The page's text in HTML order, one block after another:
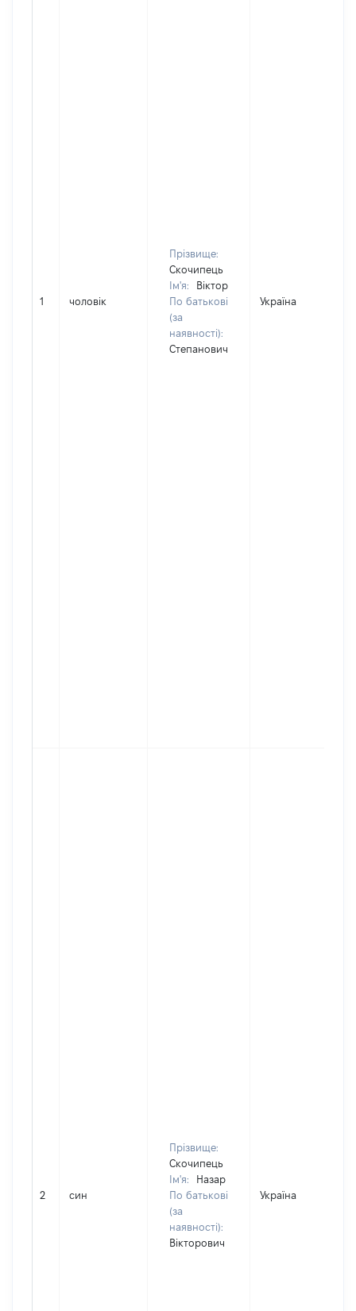
1 чоловік
Прізвище:
Скочипець
Ім'я:
Віктор
По батькові
(за
наявності):
Степанович
Україна
2 син
Прізвище:
Скочипець
Ім'я:
Назар
По батькові
(за
наявності):
Вікторович
Україна